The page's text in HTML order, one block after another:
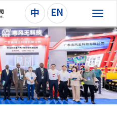
切
换
导
航